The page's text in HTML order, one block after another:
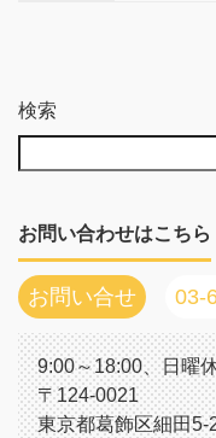
検索
お問い合わせはこちら
お問い合せ 03-
9:00～18:00、日曜
〒124-0021
東京都葛飾区細田5-